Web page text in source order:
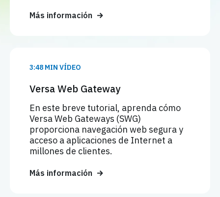
Más información
3:48 MIN VÍDEO
Versa Web Gateway
En este breve tutorial, aprenda cómo
Versa Web Gateways (SWG)
proporciona navegación web segura y
acceso a aplicaciones de Internet a
millones de clientes.
Más información